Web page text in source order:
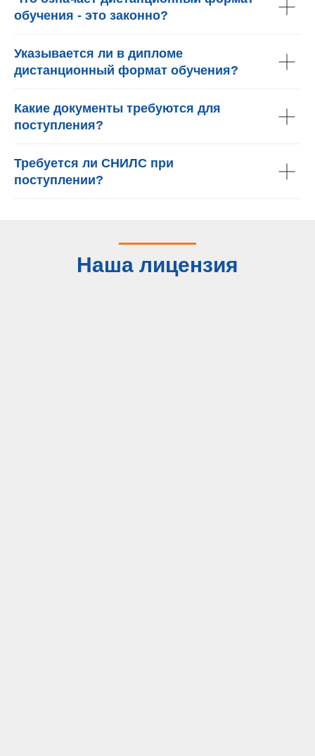
обучения - это законно?
Указывается ли в дипломе
дистанционный формат обучения?
Какие документы требуются для
поступления?
Требуется ли СНИЛС при
поступлении?
Наша лицензия